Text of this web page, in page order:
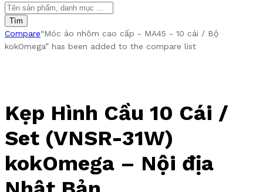
Tìm
Compare“Móc áo nhôm cao cấp - MA45 - 10 cái / Bộ
kokOmega” has been added to the compare list
Kẹp Hình Cầu 10 Cái /
Set (VNSR-31W)
kokOmega – Nội địa